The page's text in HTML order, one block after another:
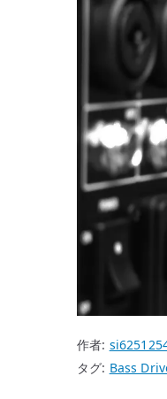
作者:
タグ: Bass